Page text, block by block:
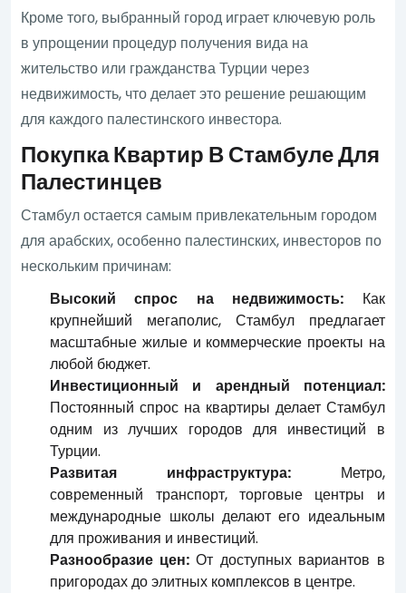
Кроме того, выбранный город играет ключевую роль
в упрощении процедур получения вида на
жительство или гражданства Турции через
недвижимость, что делает это решение решающим
для каждого палестинского инвестора.
Покупка Квартир В Стамбуле Для
Палестинцев
Стамбул остается самым привлекательным городом
для арабских, особенно палестинских, инвесторов по
нескольким причинам:
Высокий спрос на недвижимость:Как
крупнейший мегаполис, Стамбул предлагает
масштабные жилые и коммерческие проекты на
любой бюджет.
Инвестиционный и арендный потенциал:
Постоянный спрос на квартиры делает Стамбул
одним из лучших городов для инвестиций в
Турции.
Развитая инфраструктура:Метро,
современный транспорт, торговые центры и
международные школы делают его идеальным
для проживания и инвестиций.
Разнообразие цен:От доступных вариантов в
пригородах до элитных комплексов в центре.